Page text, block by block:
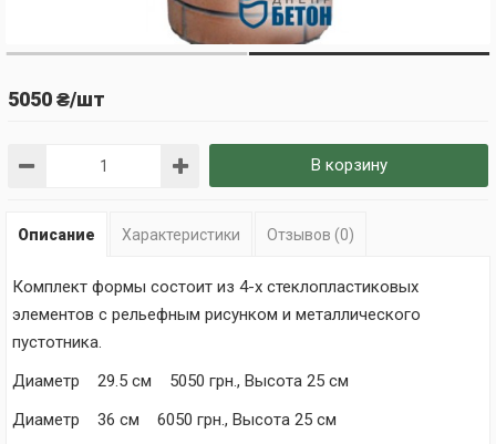
5050 ₴/шт
В корзину
Описание Характеристики Отзывов (0)
Комплект формы состоит из 4-х стеклопластиковых
элементов с рельефным рисунком и металлического
пустотника.
Диаметр 29.5 см 5050 грн., Высота 25 см
Диаметр 36 см 6050 грн., Высота 25 см